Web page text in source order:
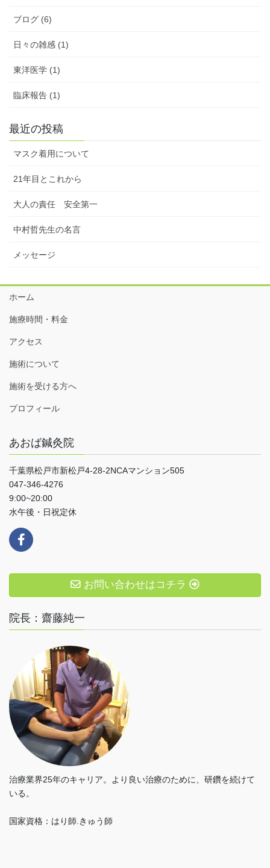
ブログ (6)
日々の雑感 (1)
東洋医学 (1)
臨床報告 (1)
最近の投稿
マスク着用について
21年目とこれから
大人の責任 安全第一
中村哲先生の名言
メッセージ
ホーム
施療時間・料金
アクセス
施術について
施術を受ける方へ
プロフィール
あおば鍼灸院
千葉県松戸市新松戸4-28-2NCAマンション505
047-346-4276
9:00~20:00
水午後・日祝定休
お問い合わせはコチラ
院長：齋藤純一
治療業界25年のキャリア。より良い治療のために、研鑽を続けて
いる。
国家資格：はり師.きゅう師